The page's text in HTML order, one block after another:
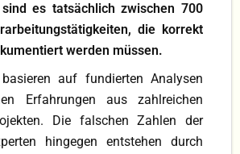
es tatsächlich zwischen 700
die korrekt
werden müssen.
auf fundierten Analysen
Erfahrungen aus zahlreichen
Die falschen Zahlen der
hingegen entstehen durch